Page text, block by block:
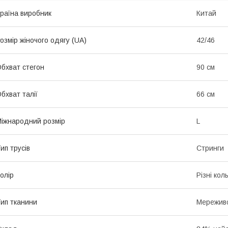
виробник Китай
жіночого одягу (UA) 42/46
стегон 90 см
талії 66 см
розмір L
трусів Стринги
Різні
тканини